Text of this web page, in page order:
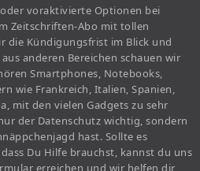
voraktivierte Optionen bei
Zeitschriften-Abo mit tollen
die Kündigungsfrist im Blick und
anderen Bereichen schauen wir
Smartphones, Notebooks,
wie Frankreich, Italien, Spanien,
mit den vielen Gadgets zu sehr
der Datenschutz wichtig, sondern
hast. Sollte es
Du Hilfe brauchst, kannst du uns
erreichen und wir helfen dir